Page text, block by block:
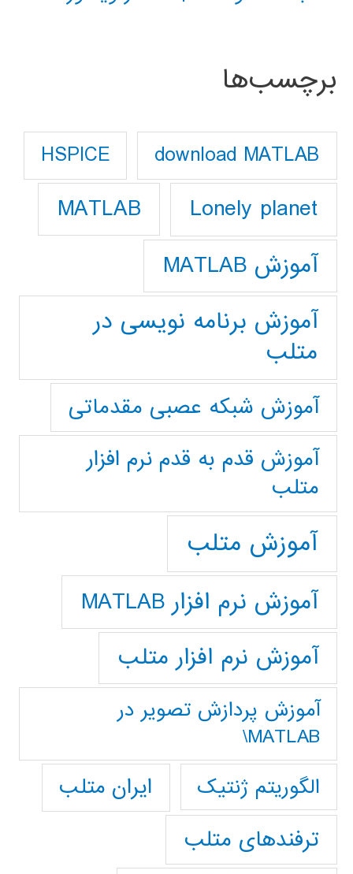
برچسب‌ها
download MATLAB
HSPICE
Lonely planet
MATLAB
آموزش MATLAB
آموزش برنامه نویسی در
متلب
آموزش شبکه عصبی مقدماتی
آموزش قدم به قدم نرم افزار
متلب
آموزش متلب
آموزش نرم افزار MATLAB
آموزش نرم افزار متلب
آموزش پردازش تصوير در
MATLAB\
الگوریتم ژنتیک
ایران متلب
ترفندهای متلب